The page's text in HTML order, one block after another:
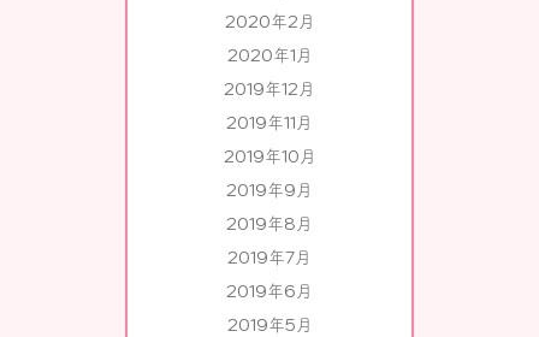
2020年2月
2020年1月
2019年12月
2019年11月
2019年10月
2019年9月
2019年8月
2019年7月
2019年6月
2019年5月